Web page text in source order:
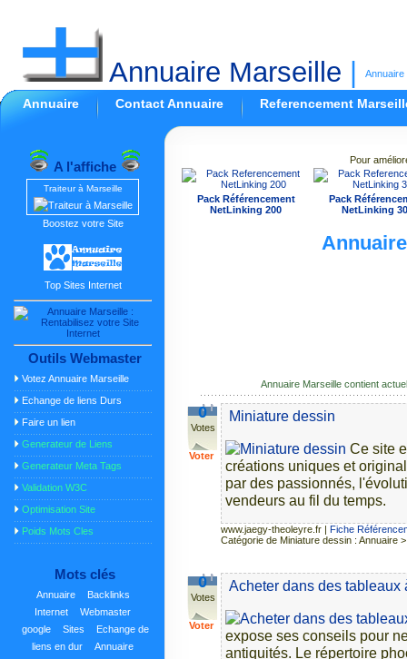
Annuaire Marseille Annuaire
Annuaire Contact Annuaire Referencement
A l'affiche
Traiteur à Marseille
Boostez votre Site
Top Sites Internet
Outils Webmaster
Votez Annuaire Marseille
Echange de liens Durs
Faire un lien
Generateur de Liens
Generateur Meta Tags
Validation W3C
Optimisation Site
Poids Mots Cles
Mots clés
Annuaire
Backlinks
Internet
Webmaster
google
Sites
Echange de
liens en dur
Annuaire
Pour
Pack Référencement
NetLinking 200
Pack
NetLinking
Annuaire Marseille contient
0
Votes
Voter
Miniature dessin
Ce site
créations uniques et
par des passionnés,
vendeurs au fil du temps.
www.jaegy-theoleyre.fr
Fiche
Catégorie de Miniature dessin : Annuaire >
0
Votes
Voter
Acheter dans des tableaux
expose ses conseils pour
antiquités. Le répertoire